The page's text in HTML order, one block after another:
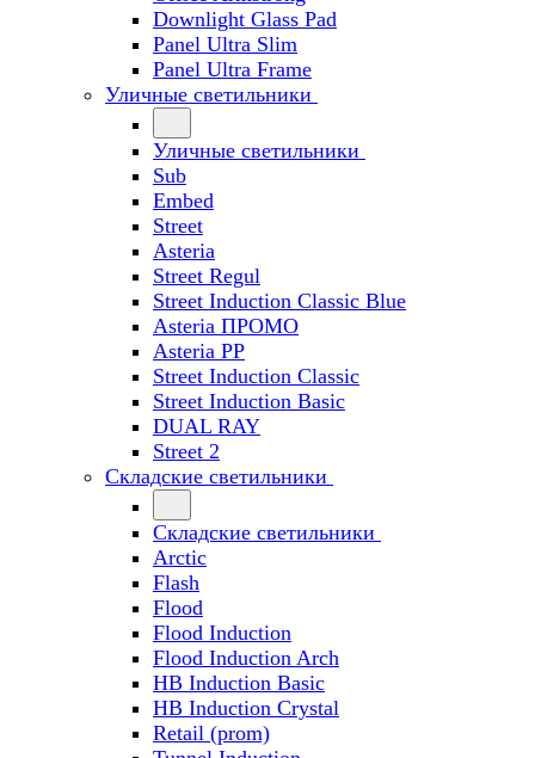
Downlight Glass Pad
Panel Ultra Slim
Panel Ultra Frame
Уличные светильники
Уличные светильники
Sub
Embed
Street
Asteria
Street Regul
Street Induction Classic Blue
Asteria ПРОМО
Asteria PP
Street Induction Classic
Street Induction Basic
DUAL RAY
Street 2
Складские светильники
Складские светильники
Arctic
Flash
Flood
Flood Induction
Flood Induction Arch
HB Induction Basic
HB Induction Crystal
Retail (prom)